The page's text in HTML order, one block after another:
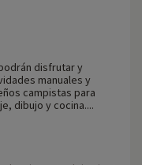
disfrutar y
manuales y
campistas para
dibujo y cocina....